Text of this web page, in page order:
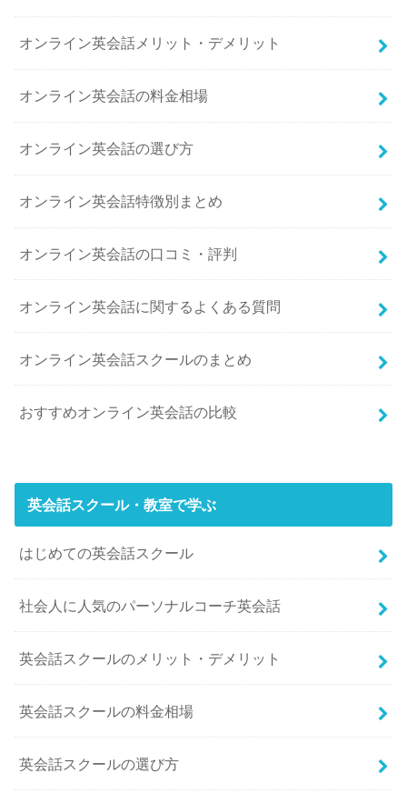
オンライン英会話メリット・デメリット
オンライン英会話の料金相場
オンライン英会話の選び方
オンライン英会話特徴別まとめ
オンライン英会話の口コミ・評判
オンライン英会話に関するよくある質問
オンライン英会話スクールのまとめ
おすすめオンライン英会話の比較
英会話スクール・教室で学ぶ
はじめての英会話スクール
社会人に人気のパーソナルコーチ英会話
英会話スクールのメリット・デメリット
英会話スクールの料金相場
英会話スクールの選び方